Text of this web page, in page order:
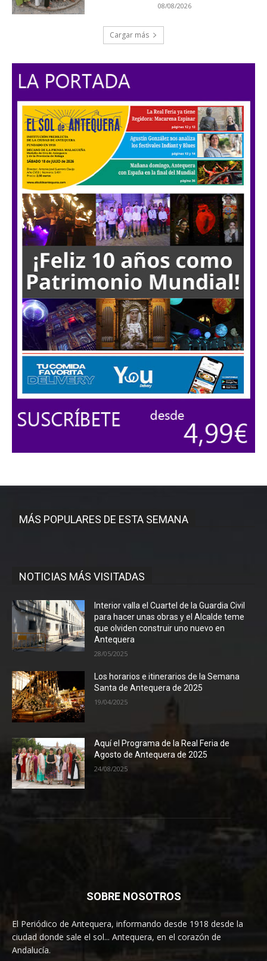
08/08/2026
Cargar más
MÁS POPULARES DE ESTA SEMANA
NOTICIAS MÁS VISITADAS
Interior valla el Cuartel de la Guardia Civil
para hacer unas obras y el Alcalde teme
que olviden construir uno nuevo en
Antequera
28/05/2025
Los horarios e itinerarios de la Semana
Santa de Antequera de 2025
19/04/2025
Aquí el Programa de la Real Feria de
Agosto de Antequera de 2025
24/08/2025
SOBRE NOSOTROS
El Periódico de Antequera, informando desde 1918 desde la
ciudad donde sale el sol... Antequera, en el corazón de
Andalucía.